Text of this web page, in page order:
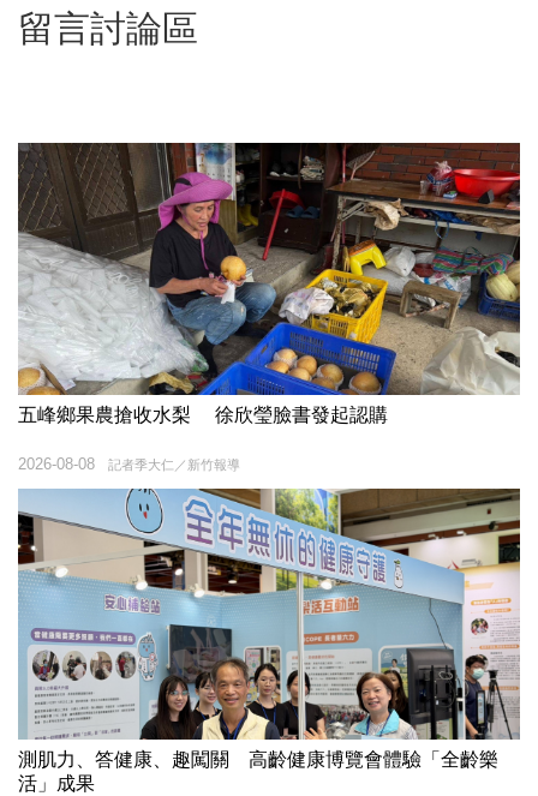
留言討論區
五峰鄉果農搶收水梨 徐欣瑩臉書發起認購
記者季大仁／新竹報導
2026-08-08
測肌力、答健康、趣闖關 高齡健康博覽會體驗「全齡樂
活」成果